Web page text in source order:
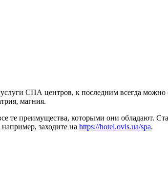
СПА центров, к последним всегда можно
магния.
те преимущества, которыми они обладают.
заходите на https://hotel.ovis.ua/spa.